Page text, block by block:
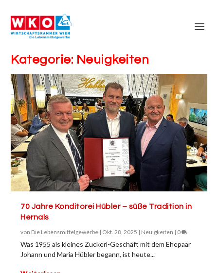
Kategorie: Neuigkeiten
70 Jahre Konditorei Hübler – süße Tradition in
Hernals
von Die Lebensmittelgewerbe | Okt. 28, 2025 | Neuigkeiten | 0
Was 1955 als kleines Zuckerl-Geschäft mit dem Ehepaar
Johann und Maria Hübler begann, ist heute...